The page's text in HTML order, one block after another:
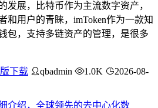
发展，比特币作为主流数字资产，
和用户的青睐，imToken作为一款知
包，支持多链资产的管理，是很多
下载 qbadmin 1.0K
2026-08-